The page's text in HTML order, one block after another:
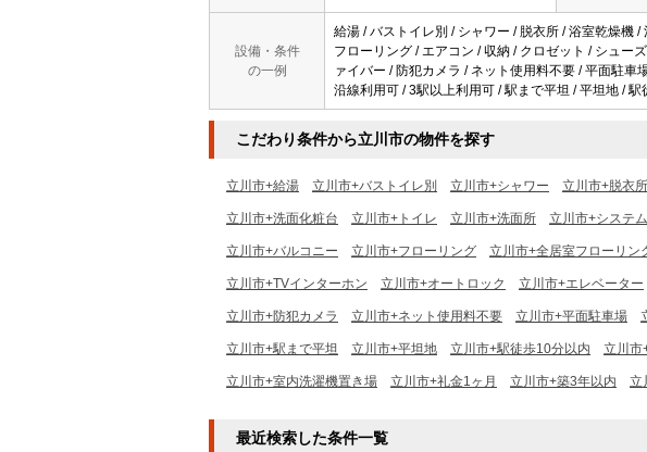
設備・条件
の一例
給湯 / バストイレ別 / シャワー / 脱衣所 / 浴室乾燥機
フローリング / エアコン / 収納 / クロゼット / シュー
ァイバー / 防犯カメラ / ネット使用料不要 / 平面駐
沿線利用可 / 3駅以上利用可 / 駅まで平坦 / 平坦地 /
こだわり条件から立川市の物件を探す
立川市+給湯 立川市+バストイレ別 立川市+シャワー 立川市+脱衣所
立川市+洗面化粧台 立川市+トイレ 立川市+洗面所 立川市+システ
立川市+バルコニー 立川市+フローリング 立川市+全居室フローリン
立川市+TVインターホン 立川市+オートロック 立川市+エレベーター
立川市+防犯カメラ 立川市+ネット使用料不要 立川市+平面駐車場
立川市+駅まで平坦 立川市+平坦地 立川市+駅徒歩10分以内 立川市
立川市+室内洗濯機置き場 立川市+礼金1ヶ月 立川市+築3年以内 立
最近検索した条件一覧